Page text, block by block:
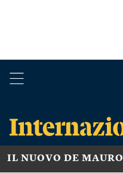
IL NUOVO DE MAURO